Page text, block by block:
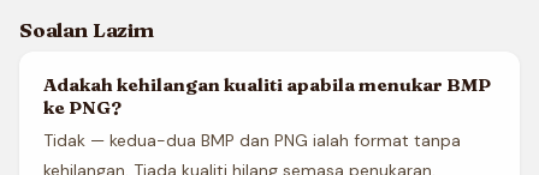
Soalan Lazim
Adakah kehilangan kualiti apabila menukar BMP
ke PNG?
Tidak — kedua-dua BMP dan PNG ialah format tanpa
kehilangan. Tiada kualiti hilang semasa penukaran.